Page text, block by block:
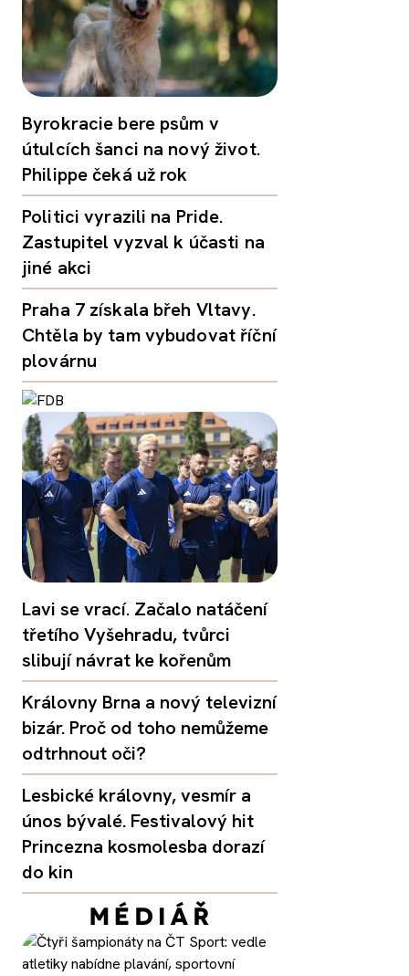
Byrokracie bere psům v
útulcích šanci na nový život.
Philippe čeká už rok
Politici vyrazili na Pride.
Zastupitel vyzval k účasti na
jiné akci
Praha 7 získala břeh Vltavy.
Chtěla by tam vybudovat říční
plovárnu
Lavi se vrací. Začalo natáčení
třetího Vyšehradu, tvůrci
slibují návrat ke kořenům
Královny Brna a nový televizní
bizár. Proč od toho nemůžeme
odtrhnout oči?
Lesbické královny, vesmír a
únos bývalé. Festivalový hit
Princezna kosmolesba dorazí
do kin